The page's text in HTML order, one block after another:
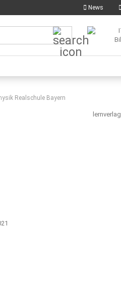
News
Suche...
Realschule Bayern
lernverlag